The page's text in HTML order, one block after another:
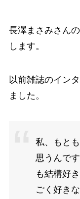
長澤まさみさん
します。
以前雑誌のイン
ました。
私、もと
思うんで
も結構好
ごく好きな